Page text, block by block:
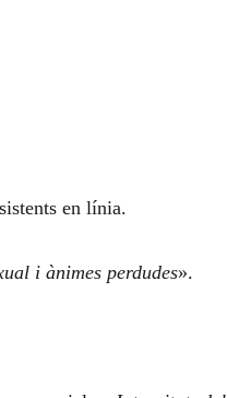
en línia.
i ànimes perdudes».